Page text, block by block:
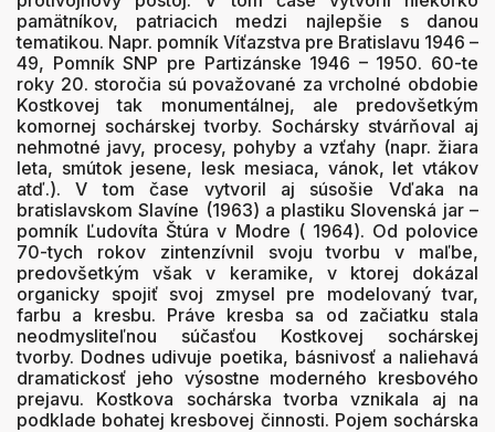
pamätníkov, patriacich medzi najlepšie s danou
tematikou. Napr. pomník Víťazstva pre Bratislavu 1946 –
49, Pomník SNP pre Partizánske 1946 – 1950. 60-te
roky 20. storočia sú považované za vrcholné obdobie
Kostkovej tak monumentálnej, ale predovšetkým
komornej sochárskej tvorby. Sochársky stvárňoval aj
nehmotné javy, procesy, pohyby a vzťahy (napr. žiara
leta, smútok jesene, lesk mesiaca, vánok, let vtákov
atď.). V tom čase vytvoril aj súsošie Vďaka na
bratislavskom Slavíne (1963) a plastiku Slovenská jar –
pomník Ľudovíta Štúra v Modre ( 1964). Od polovice
70-tych rokov zintenzívnil svoju tvorbu v maľbe,
predovšetkým však v keramike, v ktorej dokázal
organicky spojiť svoj zmysel pre modelovaný tvar,
farbu a kresbu. Práve kresba sa od začiatku stala
neodmysliteľnou súčasťou Kostkovej sochárskej
tvorby. Dodnes udivuje poetika, básnivosť a naliehavá
dramatickosť jeho výsostne moderného kresbového
prejavu. Kostkova sochárska tvorba vznikala aj na
podklade bohatej kresbovej činnosti. Pojem sochárska